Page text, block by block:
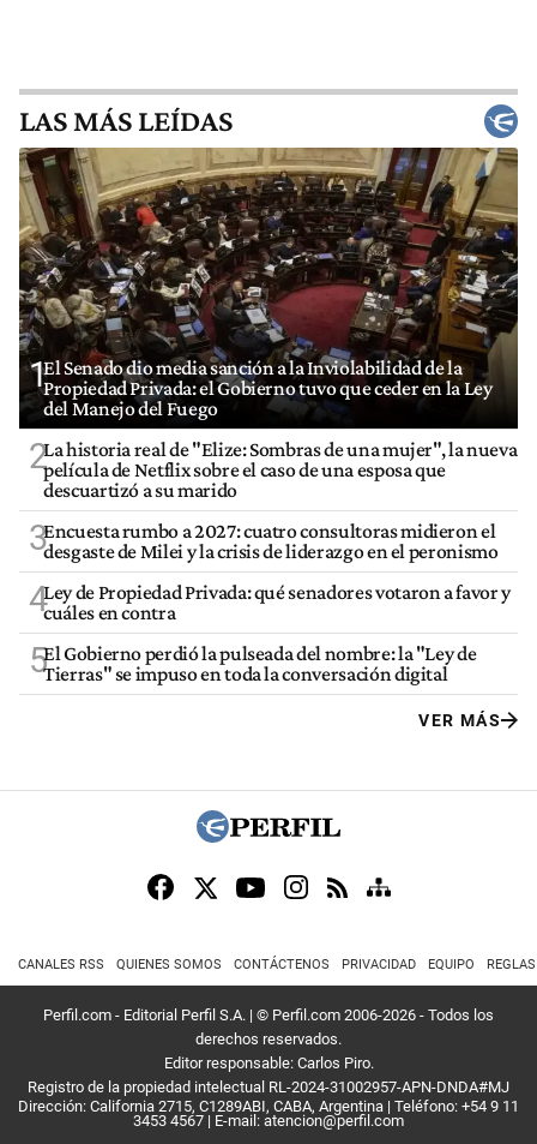
LAS MÁS LEÍDAS
1El Senado dio media sanción a la Inviolabilidad de la
Propiedad Privada: el Gobierno tuvo que ceder en la Ley
del Manejo del Fuego
2La historia real de "Elize: Sombras de una mujer", la nueva
película de Netflix sobre el caso de una esposa que
descuartizó a su marido
3Encuesta rumbo a 2027: cuatro consultoras midieron el
desgaste de Milei y la crisis de liderazgo en el peronismo
4Ley de Propiedad Privada: qué senadores votaron a favor y
cuáles en contra
5El Gobierno perdió la pulseada del nombre: la "Ley de
Tierras" se impuso en toda la conversación digital
VER MÁS
CANALES RSS QUIENES SOMOS CONTÁCTENOS PRIVACIDAD EQUIPO
Perfil.com - Editorial Perfil S.A. | © Perfil.com 2006-2026 - Todos los
derechos reservados.
Editor responsable: Carlos Piro.
Registro de la propiedad intelectual RL-2024-31002957-APN-DNDA#MJ
Dirección: California 2715, C1289ABI, CABA, Argentina | Teléfono: +54 9 11
3453 4567 | E-mail: atencion@perfil.com